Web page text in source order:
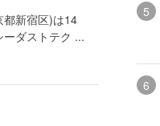
新宿区)は14
ダストテク ...